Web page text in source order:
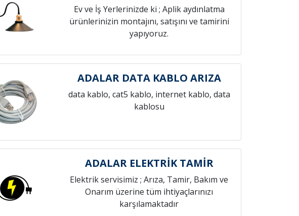
Ev ve İş Yerlerinizde ki ; Aplik aydınlatma
ürünlerinizin montajını, satışını ve tamirini
yapıyoruz.
ADALAR DATA KABLO ARIZA
data kablo, cat5 kablo, internet kablo, data
kablosu
ADALAR ELEKTRİK TAMİR
Elektrik servisimiz ; Arıza, Tamir, Bakım ve
Onarım üzerine tüm ihtiyaçlarınızı
karşılamaktadır